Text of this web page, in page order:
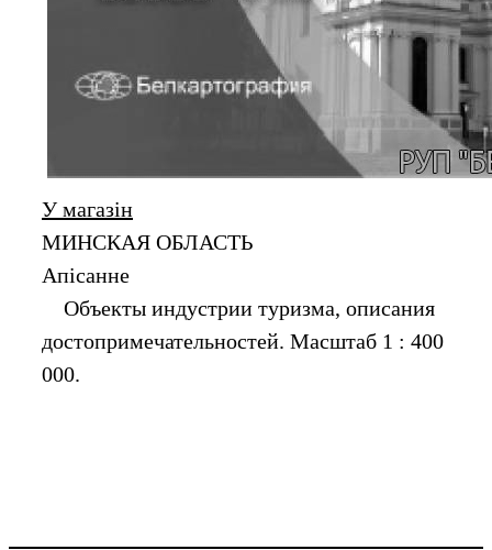
У магазін
МИНСКАЯ ОБЛАСТЬ
Апiсанне
Объекты индустрии туризма, описания
достопримечательностей. Масштаб 1 : 400
000.